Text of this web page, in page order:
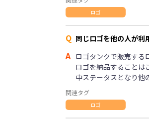
ロゴ
Q 同じロゴを他の人が利
A ロゴタンクで販売する
ロゴを納品することは
中ステータスとなり
関連タグ
ロゴ